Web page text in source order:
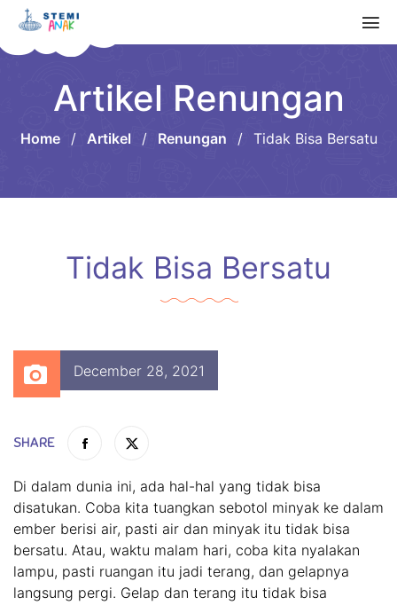
Artikel Renungan
Home / Artikel / Renungan / Tidak Bisa Bersatu
Tidak Bisa Bersatu
December 28, 2021
SHARE
Di dalam dunia ini, ada hal-hal yang tidak bisa
disatukan. Coba kita tuangkan sebotol minyak ke dalam
ember berisi air, pasti air dan minyak itu tidak bisa
bersatu. Atau, waktu malam hari, coba kita nyalakan
lampu, pasti ruangan itu jadi terang, dan gelapnya
langsung pergi. Gelap dan terang itu tidak bisa